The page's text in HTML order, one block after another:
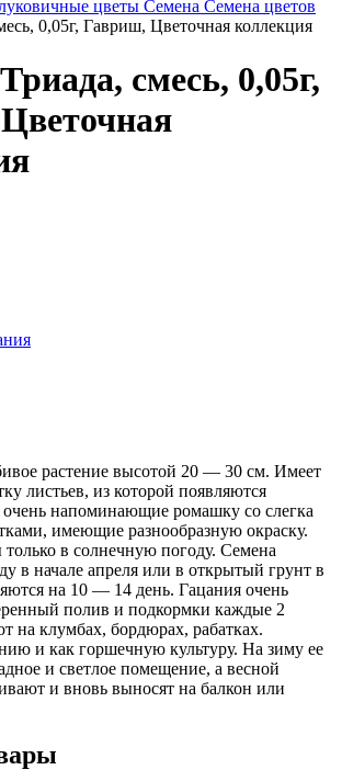
цветы Семена Семена цветов
0,05г, Гавриш, Цветочная коллекция
смесь, 0,05г,
растение высотой 20 — 30 см. Имеет
листьев, из которой появляются
напоминающие ромашку со слегка
имеющие разнообразную окраску.
в солнечную погоду. Семена
в начале апреля или в открытый грунт в
на 10 — 14 день. Гацания очень
полив и подкормки каждые 2
на клумбах, бордюрах, рабатках.
и как горшечную культуру. На зиму ее
и светлое помещение, а весной
и вновь выносят на балкон или